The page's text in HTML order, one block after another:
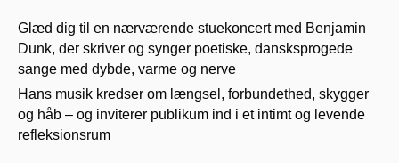
Glæd dig til en nærværende stuekoncert med Benjamin
Dunk, der skriver og synger poetiske, dansksprogede
sange med dybde, varme og nerve
Hans musik kredser om længsel, forbundethed, skygger
og håb – og inviterer publikum ind i et intimt og levende
refleksionsrum